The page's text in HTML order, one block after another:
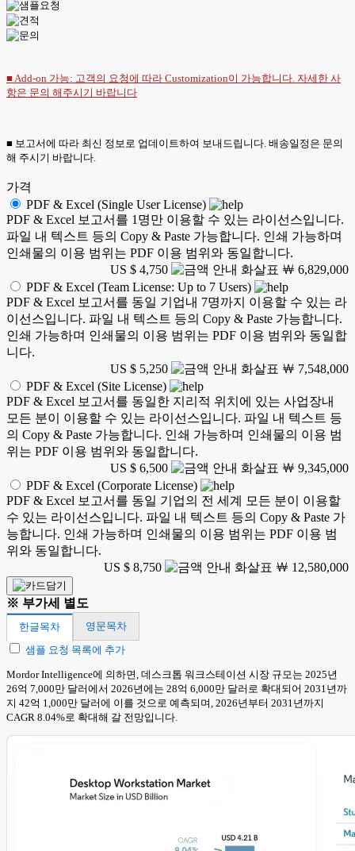
■ Add-on 가능: 고객의 요청에 따라 Customization이 가능합니다. 자세한 사
항은 문의 해주시기 바랍니다
■ 보고서에 따라 최신 정보로 업데이트하여 보내드립니다. 배송일정은 문의
해 주시기 바랍니다.
가격
PDF & Excel (Single User License)
PDF & Excel 보고서를 1명만 이용할 수 있는 라이선스입니다.
파일 내 텍스트 등의 Copy & Paste 가능합니다. 인쇄 가능하며
인쇄물의 이용 범위는 PDF 이용 범위와 동일합니다.
US $ 4,750
￦ 6,829,000
PDF & Excel (Team License: Up to 7 Users)
PDF & Excel 보고서를 동일 기업내 7명까지 이용할 수 있는 라
이선스입니다. 파일 내 텍스트 등의 Copy & Paste 가능합니다.
인쇄 가능하며 인쇄물의 이용 범위는 PDF 이용 범위와 동일합
니다.
US $ 5,250
￦ 7,548,000
PDF & Excel (Site License)
PDF & Excel 보고서를 동일한 지리적 위치에 있는 사업장내
모든 분이 이용할 수 있는 라이선스입니다. 파일 내 텍스트 등
의 Copy & Paste 가능합니다. 인쇄 가능하며 인쇄물의 이용 범
위는 PDF 이용 범위와 동일합니다.
US $ 6,500
￦ 9,345,000
PDF & Excel (Corporate License)
PDF & Excel 보고서를 동일 기업의 전 세계 모든 분이 이용할
수 있는 라이선스입니다. 파일 내 텍스트 등의 Copy & Paste 가
능합니다. 인쇄 가능하며 인쇄물의 이용 범위는 PDF 이용 범
위와 동일합니다.
US $ 8,750
￦ 12,580,000
※ 부가세 별도
한글목차
영문목차
샘플 요청 목록에 추가
Mordor Intelligence에 의하면, 데스크톱 워크스테이션 시장 규모는 2025년
26억 7,000만 달러에서 2026년에는 28억 6,000만 달러로 확대되어 2031년까
지 42억 1,000만 달러에 이를 것으로 예측되며, 2026년부터 2031년까지
CAGR 8.04%로 확대해 갈 전망입니다.